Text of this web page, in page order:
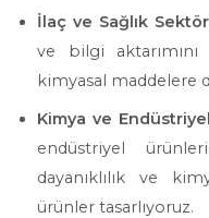
İlaç ve Sağlık
ve bilgi
kimyasal maddelere
Kimya ve
endüstriyel
dayanıklılık ve
ürünler tasarlıyoruz.